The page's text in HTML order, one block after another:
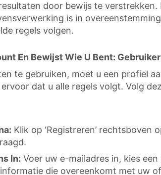
door bewijs te
is in
regels volgen.
En Bewijst Wie U Bent:
te gebruiken, moet u een profiel
dat u alle regels volgt. Volg
Klik op ‘Registreren’
In: Voer uw e-mailadres in, kies
die overeenkomt met uw